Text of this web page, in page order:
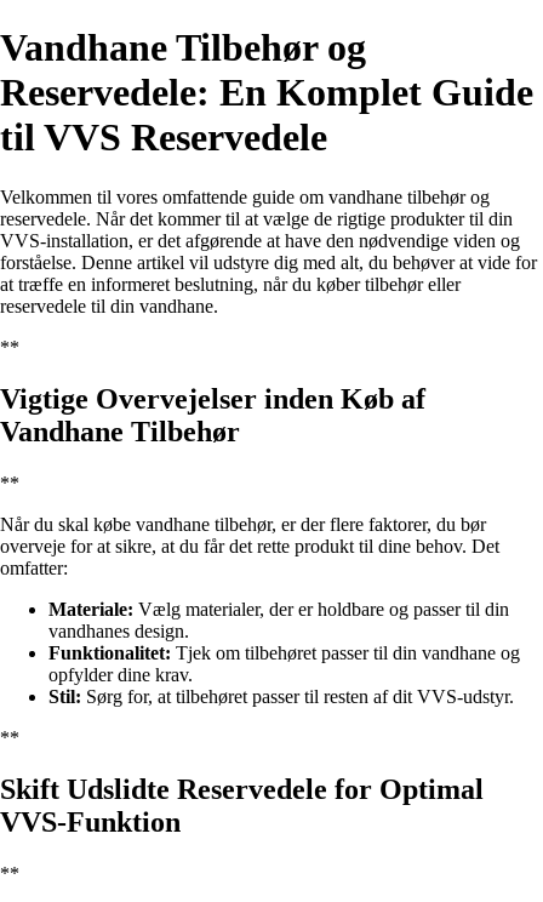
Vandhane Tilbehør og
Reservedele: En Komplet Guide
til VVS Reservedele
Velkommen til vores omfattende guide om vandhane tilbehør og
reservedele. Når det kommer til at vælge de rigtige produkter til din
VVS-installation, er det afgørende at have den nødvendige viden og
forståelse. Denne artikel vil udstyre dig med alt, du behøver at vide for
at træffe en informeret beslutning, når du køber tilbehør eller
reservedele til din vandhane.
**
Vigtige Overvejelser inden Køb af
Vandhane Tilbehør
**
Når du skal købe vandhane tilbehør, er der flere faktorer, du bør
overveje for at sikre, at du får det rette produkt til dine behov. Det
omfatter:
Materiale: Vælg materialer, der er holdbare og passer til din
vandhanes design.
Funktionalitet: Tjek om tilbehøret passer til din vandhane og
opfylder dine krav.
Stil: Sørg for, at tilbehøret passer til resten af dit VVS-udstyr.
**
Skift Udslidte Reservedele for Optimal
VVS-Funktion
**